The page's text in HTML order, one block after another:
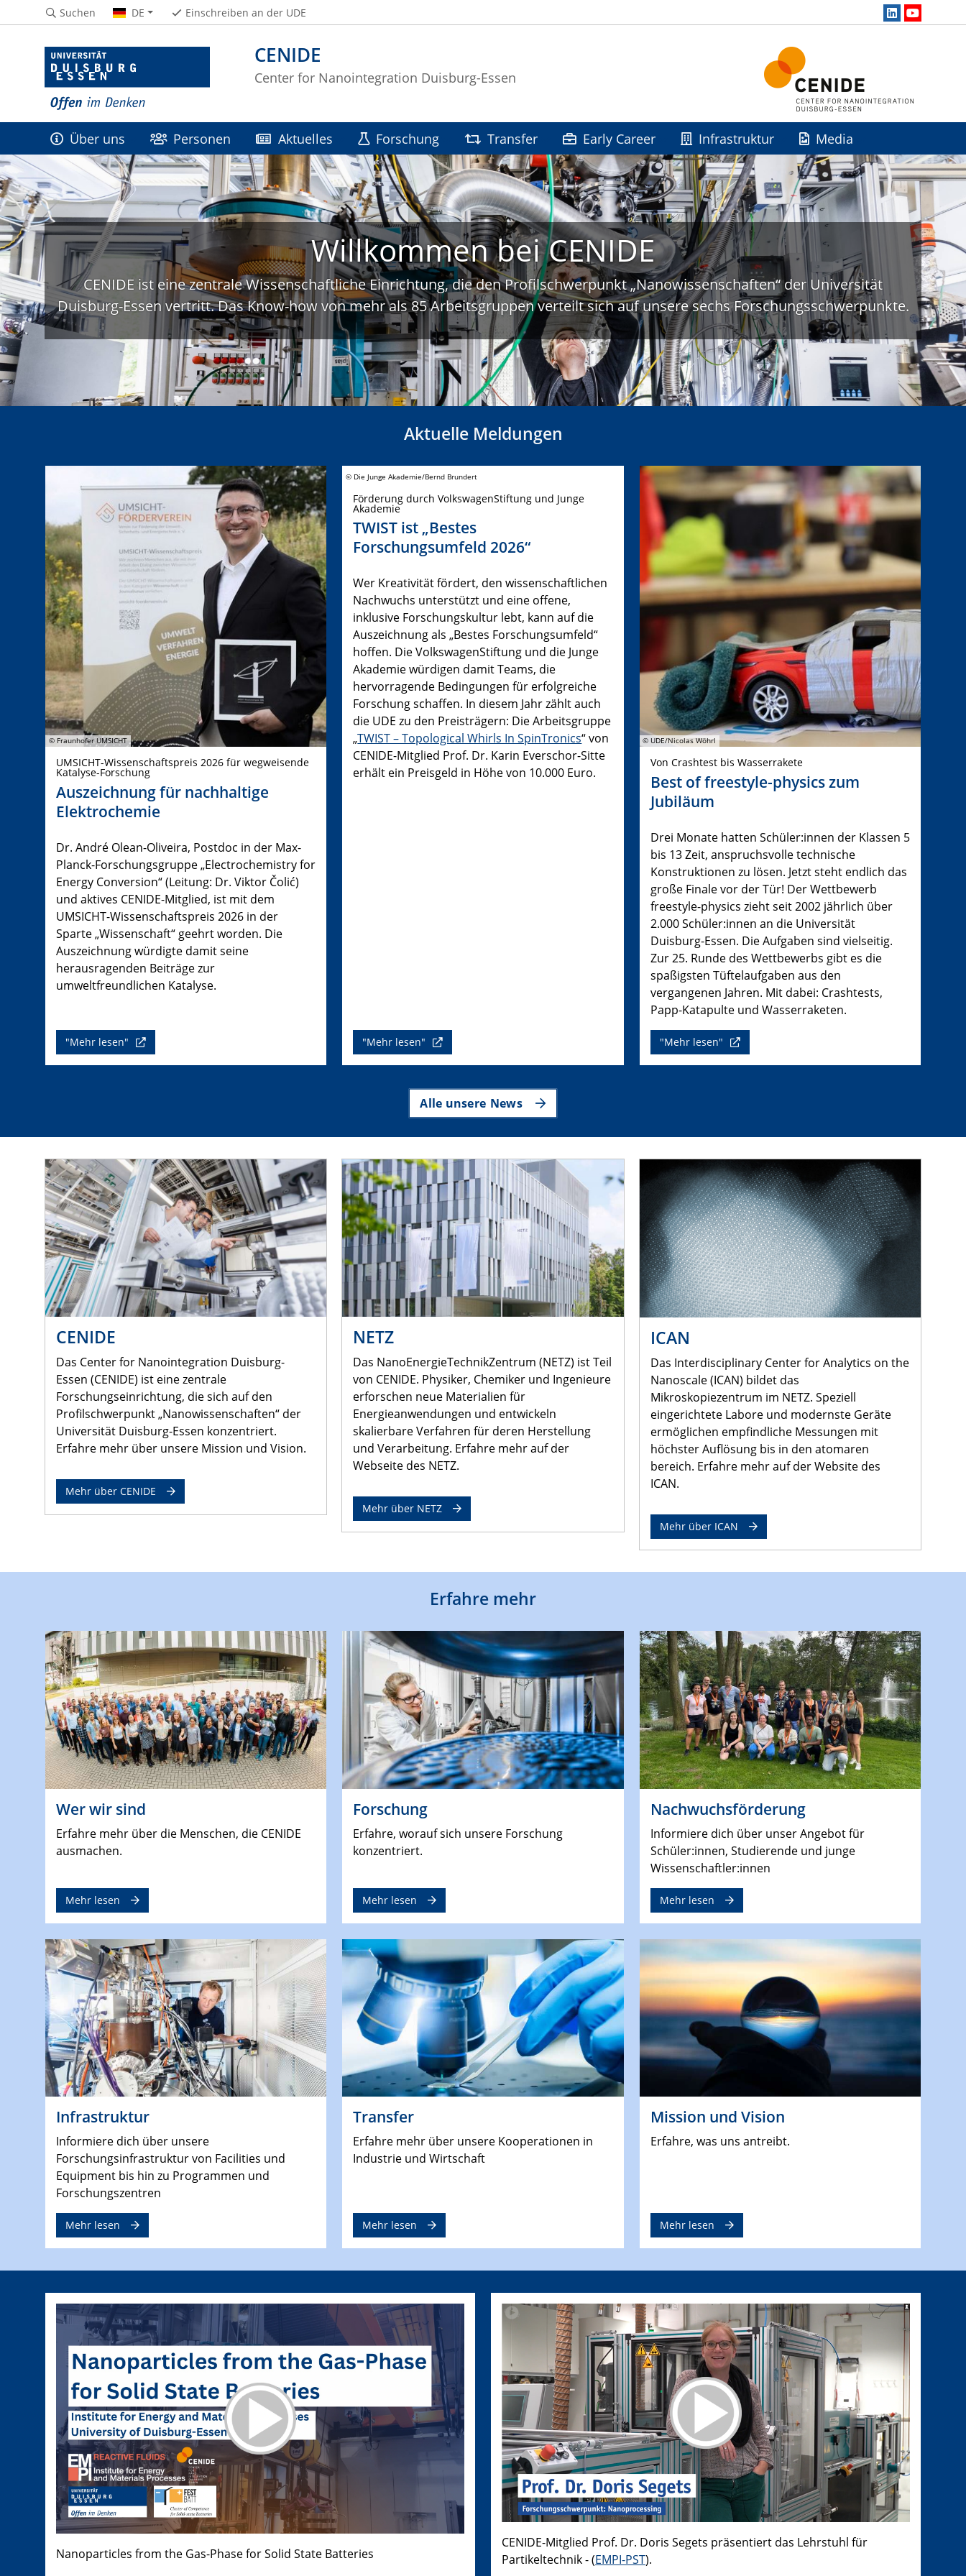
CENIDE
Center for Nanointegration Duisburg-Essen
Suchen DE Einschreiben an der UDE
Über uns Personen Aktuelles Forschung Transfer Early Career Infrastruktur Media
Willkommen bei CENIDE
CENIDE ist eine zentrale Wissenschaftliche Einrichtung, die den Profilschwerpunkt „Nanowissenschaften“ der Universität
Duisburg-Essen vertritt. Das Know-how von mehr als 85 Arbeitsgruppen verteilt sich auf unsere sechs Forschungsschwerpunkte.
Aktuelle Meldungen
© Fraunhofer UMSICHT
UMSICHT-Wissenschaftspreis 2026 für wegweisende
Katalyse-Forschung
Auszeichnung für nachhaltige
Elektrochemie
Dr. André Olean-Oliveira, Postdoc in der Max-
Planck-Forschungsgruppe „Electrochemistry for
Energy Conversion“ (Leitung: Dr. Viktor Čolić)
und aktives CENIDE-Mitglied, ist mit dem
UMSICHT-Wissenschaftspreis 2026 in der
Sparte „Wissenschaft“ geehrt worden. Die
Auszeichnung würdigte damit seine
herausragenden Beiträge zur
umweltfreundlichen Katalyse.
"Mehr lesen"
© Die Junge Akademie/Bernd Brundert
Förderung durch VolkswagenStiftung und Junge
Akademie
TWIST ist „Bestes
Forschungsumfeld 2026“
Wer Kreativität fördert, den wissenschaftlichen
Nachwuchs unterstützt und eine offene,
inklusive Forschungskultur lebt, kann auf die
Auszeichnung als „Bestes Forschungsumfeld“
hoffen. Die VolkswagenStiftung und die Junge
Akademie würdigen damit Teams, die
hervorragende Bedingungen für erfolgreiche
Forschung schaffen. In diesem Jahr zählt auch
die UDE zu den Preisträgern: Die Arbeitsgruppe
„TWIST – Topological Whirls In SpinTronics“ von
CENIDE-Mitglied Prof. Dr. Karin Everschor-Sitte
erhält ein Preisgeld in Höhe von 10.000 Euro.
"Mehr lesen"
© UDE/Nicolas Wöhrl
Von Crashtest bis Wasserrakete
Best of freestyle-physics zum
Jubiläum
Drei Monate hatten Schüler:innen der Klassen 5
bis 13 Zeit, anspruchsvolle technische
Konstruktionen zu lösen. Jetzt steht endlich das
große Finale vor der Tür! Der Wettbewerb
freestyle-physics zieht seit 2002 jährlich über
2.000 Schüler:innen an die Universität
Duisburg-Essen. Die Aufgaben sind vielseitig.
Zur 25. Runde des Wettbewerbs gibt es die
spaßigsten Tüftelaufgaben aus den
vergangenen Jahren. Mit dabei: Crashtests,
Papp-Katapulte und Wasserraketen.
"Mehr lesen"
Alle unsere News
CENIDE
Das Center for Nanointegration Duisburg-
Essen (CENIDE) ist eine zentrale
Forschungseinrichtung, die sich auf den
Profilschwerpunkt „Nanowissenschaften“ der
Universität Duisburg-Essen konzentriert.
Erfahre mehr über unsere Mission und Vision.
Mehr über CENIDE
NETZ
Das NanoEnergieTechnikZentrum (NETZ) ist Teil
von CENIDE. Physiker, Chemiker und Ingenieure
erforschen neue Materialien für
Energieanwendungen und entwickeln
skalierbare Verfahren für deren Herstellung
und Verarbeitung. Erfahre mehr auf der
Webseite des NETZ.
Mehr über NETZ
ICAN
Das Interdisciplinary Center for Analytics on the
Nanoscale (ICAN) bildet das
Mikroskopiezentrum im NETZ. Speziell
eingerichtete Labore und modernste Geräte
ermöglichen empfindliche Messungen mit
höchster Auflösung bis in den atomaren
bereich. Erfahre mehr auf der Website des
ICAN.
Mehr über ICAN
Erfahre mehr
Wer wir sind
Erfahre mehr über die Menschen, die CENIDE
ausmachen.
Mehr lesen
Forschung
Erfahre, worauf sich unsere Forschung
konzentriert.
Mehr lesen
Nachwuchsförderung
Informiere dich über unser Angebot für
Schüler:innen, Studierende und junge
Wissenschaftler:innen
Mehr lesen
Infrastruktur
Informiere dich über unsere
Forschungsinfrastruktur von Facilities und
Equipment bis hin zu Programmen und
Forschungszentren
Mehr lesen
Transfer
Erfahre mehr über unsere Kooperationen in
Industrie und Wirtschaft
Mehr lesen
Mission und Vision
Erfahre, was uns antreibt.
Mehr lesen
Nanoparticles from the Gas-Phase for Solid State Batteries
CENIDE-Mitglied Prof. Dr. Doris Segets präsentiert das Lehrstuhl für
Partikeltechnik - (EMPI-PST).